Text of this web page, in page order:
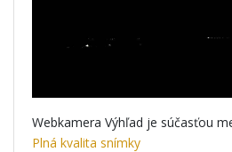
Webkamera Výhľad je súčasťou
Plná kvalita snímky